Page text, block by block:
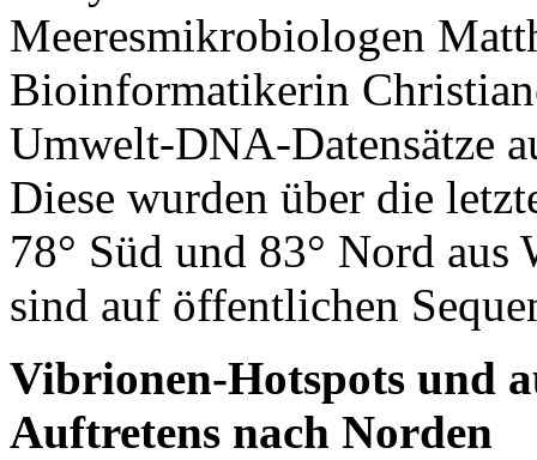
Meeresmikrobiologen
Bioinformatikerin
Umwelt-DNA-Datensätze
Diese wurden über die
78° Süd und 83° Nord aus
sind auf öffentlichen
Vibrionen-Hotspots und
Auftretens nach Norden